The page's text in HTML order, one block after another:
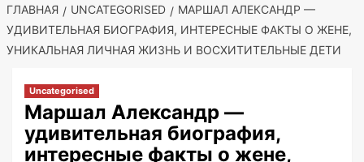
ГЛАВНАЯ UNCATEGORISED
МАРШАЛ АЛЕКСАНДР —
УДИВИТЕЛЬНАЯ БИОГРАФИЯ, ИНТЕРЕСНЫЕ ФАКТЫ О ЖЕНЕ,
УНИКАЛЬНАЯ ЛИЧНАЯ ЖИЗНЬ И ВОСХИТИТЕЛЬНЫЕ ДЕТИ
Uncategorised
Маршал Александр —
удивительная биография,
интересные факты о жене,